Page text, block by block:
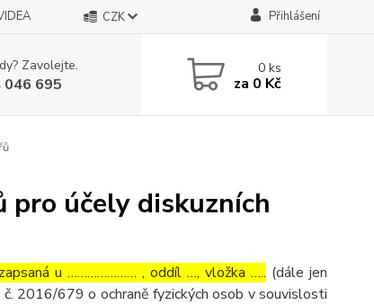
CZK Přihlášení
Zavolejte.
046 695
0ks
za 0 Kč
pro účely diskuzních
u ………………… , oddíl …, vložka ….. (dále jen
2016/679 o ochraně fyzických osob v souvislosti